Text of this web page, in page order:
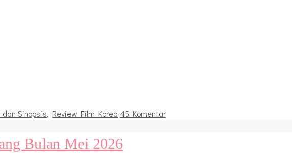
dan Sinopsis, Review Film Korea 45 Komentar
Bulan Mei 2026